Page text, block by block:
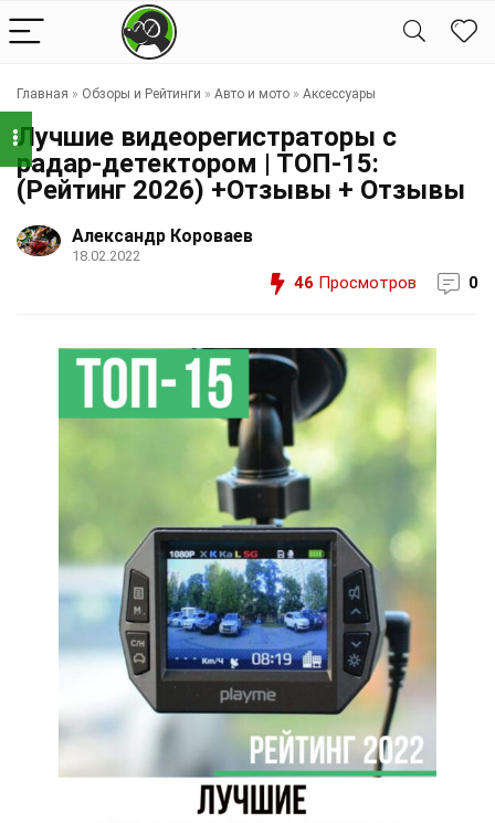
Главная » Обзоры и Рейтинги » Авто и мото » Аксессуары
Лучшие видеорегистраторы с
радар-детектором | ТОП-15:
(Рейтинг 2026) +Отзывы + Отзывы
Александр Короваев
18.02.2022
46 Просмотров 0